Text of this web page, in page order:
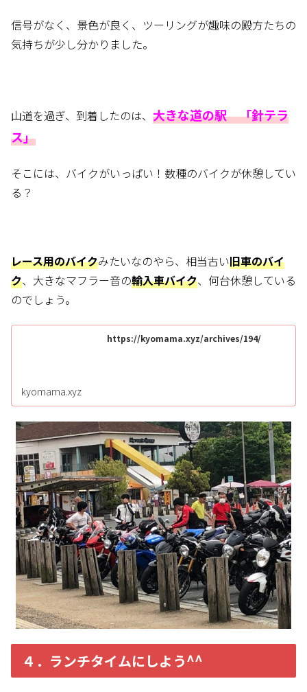
信号がなく、景色が良く、ツーリングが趣味の殿方たちの
気持ちが少し分かりました。
山道を過ぎ、到着したのは、 大きな道の駅 「針テラ
ス」
そこには、バイクがいっぱい！ 数種のバイクが休憩してい
る？
レース用のバイクみたいなのやら、相当古い旧車のバイ
ク、大きなマフラー音の輸入車バイク、何台休憩している
のでしょう。
https://kyomama.xyz/archives/194/
kyomama.xyz
４．ランチタイムにしよう^^